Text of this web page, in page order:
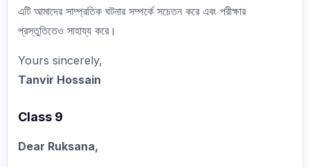
এটি আমাদের সাম্প্রতিক ঘটনার সম্পর্কে সচেতন করে এবং পরীক্ষার
প্রস্তুতিতেও সাহায্য করে।
Yours sincerely,
Tanvir Hossain
Class 9
Dear Ruksana,